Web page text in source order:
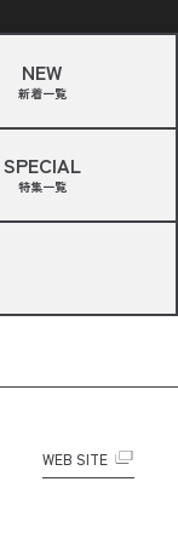
NEW
新着一覧
SPECIAL
特集一覧
WEB SITE